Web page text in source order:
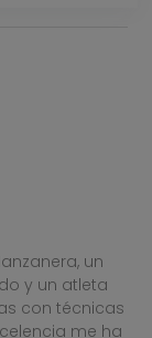
un
y un atleta
con técnicas
me ha